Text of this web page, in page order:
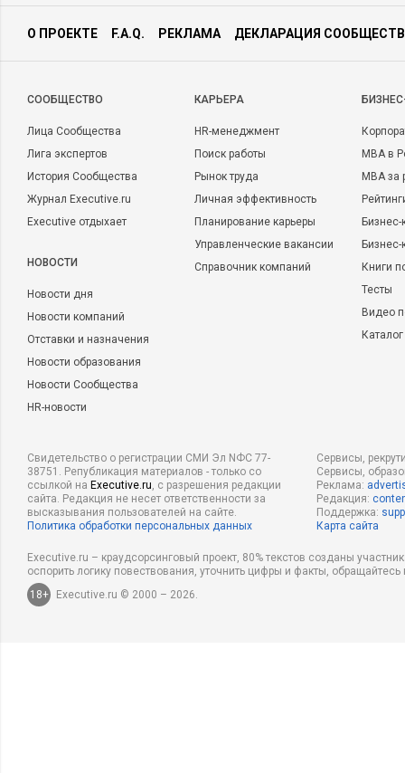
О ПРОЕКТЕ F.A.Q. РЕКЛАМА ДЕКЛАРАЦИЯ
CООБЩЕСТВО
Лица Сообщества
Лига экспертов
История Сообщества
Журнал Executive.ru
Executive отдыхает
НОВОСТИ
Новости дня
Новости компаний
Отставки и назначения
Новости образования
Новости Сообщества
HR-новости
КАРЬЕРА
HR-менеджмент
Поиск работы
Рынок труда
Личная эффективность
Планирование карьеры
Управленческие вакансии
Справочник компаний
MBA в
MBA
Бизнес-
Книги
Тесты
Видео
Свидетельство о регистрации СМИ Эл NФС 77-
38751. Републикация материалов - только со
ссылкой на Executive.ru, с разрешения редакции
сайта. Редакция не несет ответственности за
высказывания пользователей на сайте.
Политика обработки персональных данных
Сервисы,
Сервисы,
Реклама:
Редакция:
Поддержка:
Карта сайта
Executive.ru – краудсорсинговый проект, 80% текстов созданы
оспорить логику повествования, уточнить цифры и факты,
18+
Executive.ru © 2000 – 2026.